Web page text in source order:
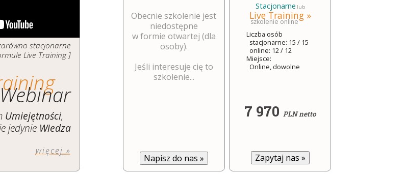
stacjonarne
Live Training ]
Webinar
Umiejętności,
jedynie Wiedza
więcej »
Obecnie szkolenie jest
niedostępne
w formie otwartej (dla
osoby).
Jeśli interesuje cię to
szkolenie...
Napisz do nas »
Stacjonarne lub
Live Training »
szkolenie online
Liczba osób
stacjonarne: 15 / 15
online: 12 / 12
Miejsce:
Online, dowolne
7 970 PLN netto
Zapytaj nas »